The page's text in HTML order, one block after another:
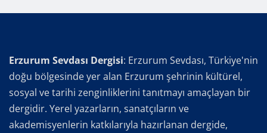
Erzurum Sevdası Dergisi: Erzurum Sevdası, Türkiye'nin
doğu bölgesinde yer alan Erzurum şehrinin kültürel,
sosyal ve tarihi zenginliklerini tanıtmayı amaçlayan bir
dergidir. Yerel yazarların, sanatçıların ve
akademisyenlerin katkılarıyla hazırlanan dergide,